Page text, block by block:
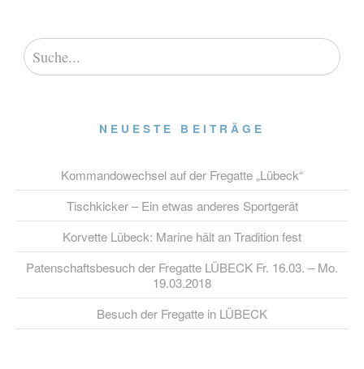
NEUESTE BEITRÄGE
Kommandowechsel auf der Fregatte „Lübeck“
Tischkicker – Ein etwas anderes Sportgerät
Korvette Lübeck: Marine hält an Tradition fest
Patenschaftsbesuch der Fregatte LÜBECK Fr. 16.03. – Mo.
19.03.2018
Besuch der Fregatte in LÜBECK